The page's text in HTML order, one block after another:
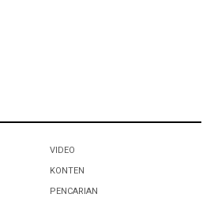
VIDEO
KONTEN
PENCARIAN